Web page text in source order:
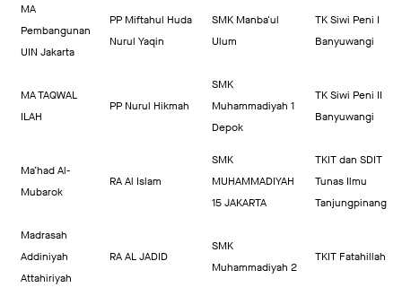
MA
Pembangunan
UIN Jakarta
PP Miftahul Huda
Nurul Yaqin
SMK Manba'ul
Ulum
TK Siwi Peni I
Banyuwangi
MA TAQWAL
ILAH
PP Nurul Hikmah
SMK
Muhammadiyah 1
Depok
TK Siwi Peni II
Banyuwangi
Ma’had Al-
Mubarok
RA Al Islam
SMK
MUHAMMADIYAH
15 JAKARTA
TKIT dan SDIT
Tunas Ilmu
Tanjungpinang
Madrasah
Addiniyah
Attahiriyah
RA AL JADID
SMK
Muhammadiyah 2
TKIT Fatahillah